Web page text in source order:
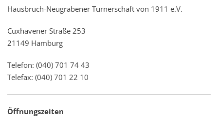
Hausbruch-Neugrabener Turnerschaft von 1911 e.V.
Cuxhavener Straße 253
21149 Hamburg
Telefon: (040) 701 74 43
Telefax: (040) 701 22 10
Öffnungszeiten